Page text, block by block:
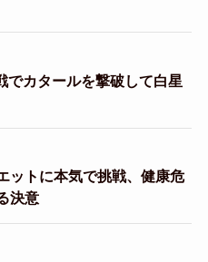
でカタールを撃破して白星
ットに本気で挑戦、健康危
決意